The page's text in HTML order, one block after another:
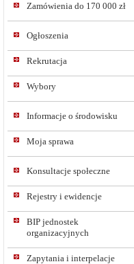
Zamówienia do 170 000 zł
Ogłoszenia
Rekrutacja
Wybory
Informacje o środowisku
Moja sprawa
Konsultacje społeczne
Rejestry i ewidencje
BIP jednostek
organizacyjnych
Zapytania i interpelacje